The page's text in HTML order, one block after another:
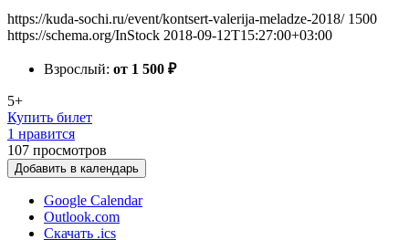
https://kuda-sochi.ru/event/kontsert-valerija-meladze-2018/ 1500
https://schema.org/InStock 2018-09-12T15:27:00+03:00
Взрослый: от 1 500 ₽
5+
Купить билет
1 нравится
107 просмотров
Добавить в календарь
Google Calendar
Outlook.com
Скачать .ics